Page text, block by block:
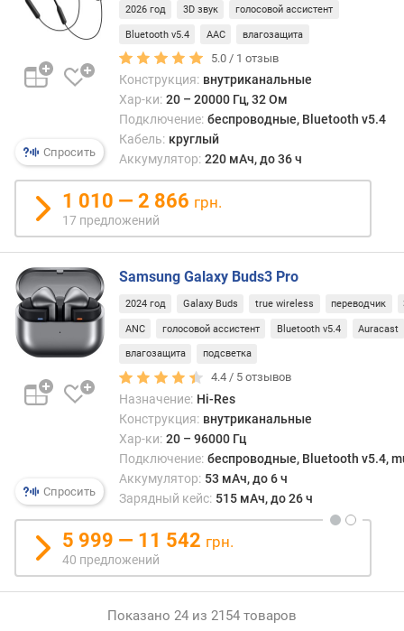
к
л
-
з
л
у
ч
а
т
е
л
е
о
л
т
в
о
м
и
к
Спросить
2026 год 3D звук голосовой ассистент
Bluetooth v5.4 AAC влагозащита
5.0 / 1 отзыв
Конструкция: внутриканальные
Хар-ки: 20 – 20000 Гц, 32 Ом
Подключение: беспроводные, Bluetooth v5.4
Кабель: круглый
Аккумулятор: 220 мАч, до 36 ч
1 010 — 2 866 грн.
17 предложений
Спросить
Samsung Galaxy Buds3 Pro
2024 год Galaxy Buds true wireless переводчик
ANC голосовой ассистент Bluetooth v5.4 Auracast
влагозащита подсветка
4.4 / 5 отзывов
Назначение: Hi-Res
Конструкция: внутриканальные
Хар-ки: 20 – 96000 Гц
Подключение: беспроводные, Bluetooth v5.4,
Аккумулятор: 53 мАч, до 6 ч
Зарядный кейс: 515 мАч, до 26 ч
5 999 — 11 542 грн.
40 предложений
Показано 24 из 2154 товаров